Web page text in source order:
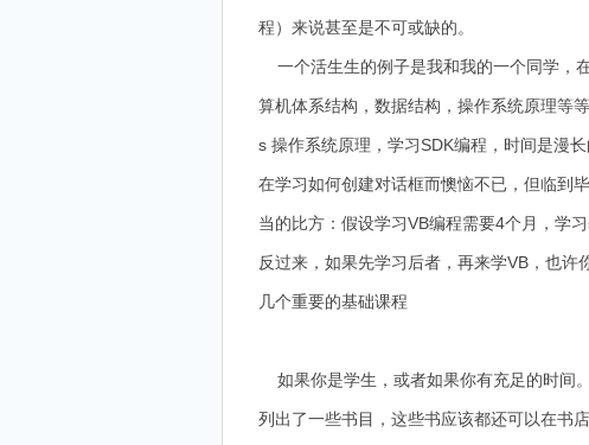
程）来说甚至是不可或缺的。
一个活生生的例子是我和我的一个同学，
算机体系结构，数据结构，操作系统原理等
s 操作系统原理，学习SDK编程，时间是漫
在学习如何创建对话框而懊恼不已，但临到
当的比方：假设学习VB编程需要4个月，学
反过来，如果先学习后者，再来学VB，也
几个重要的基础课程
如果你是学生，或者如果你有充足的时间
列出了一些书目，这些书应该都还可以在书